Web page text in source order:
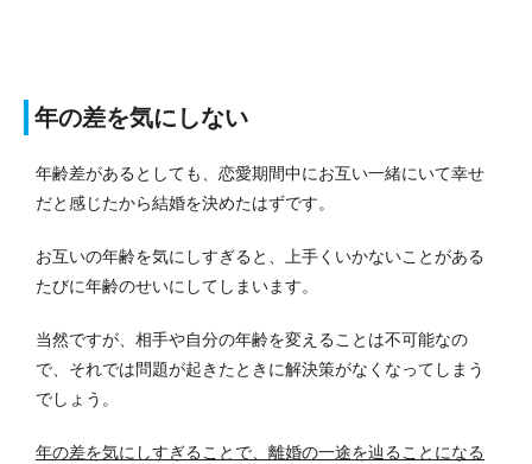
年の差を気にしない
年齢差があるとしても、恋愛期間中にお互い一緒にいて幸せ
だと感じたから結婚を決めたはずです。
お互いの年齢を気にしすぎると、上手くいかないことがある
たびに年齢のせいにしてしまいます。
当然ですが、相手や自分の年齢を変えることは不可能なの
で、それでは問題が起きたときに解決策がなくなってしまう
でしょう。
年の差を気にしすぎることで、離婚の一途を辿ることになる